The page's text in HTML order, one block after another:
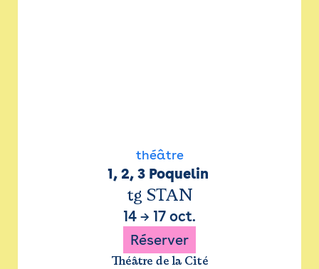
théâtre
1, 2, 3 Poquelin
tg STAN
14 → 17 oct.
Réserver
Théâtre de la Cité